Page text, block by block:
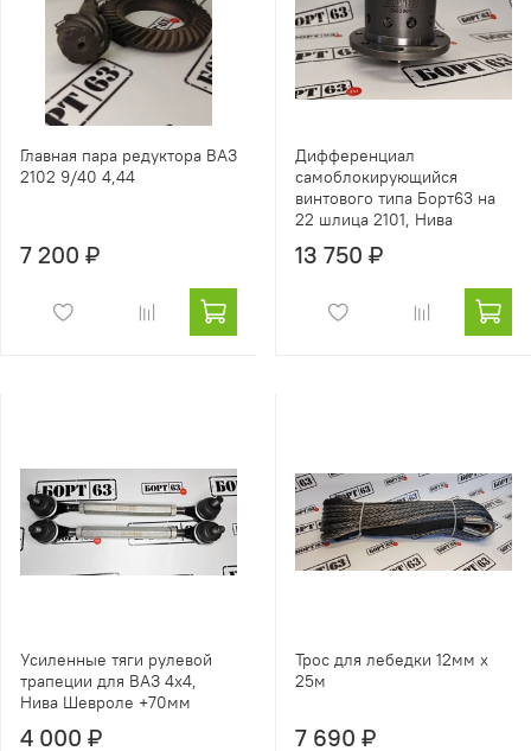
Главная пара редуктора ВАЗ
2102 9/40 4,44
7 200 ₽
Дифференциал
самоблокирующийся
винтового типа Борт63 на
22 шлица 2101, Нива
13 750 ₽
Усиленные тяги рулевой
трапеции для ВАЗ 4х4,
Нива Шевроле +70мм
4 000 ₽
Трос для лебедки 12мм х
25м
7 690 ₽